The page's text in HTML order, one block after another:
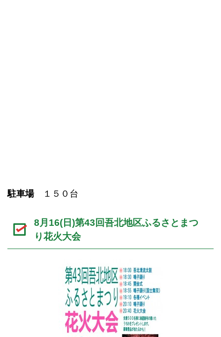
駐車場１５０台
8月16(日)第43回吾北地区ふるさとまつ
り花火大会